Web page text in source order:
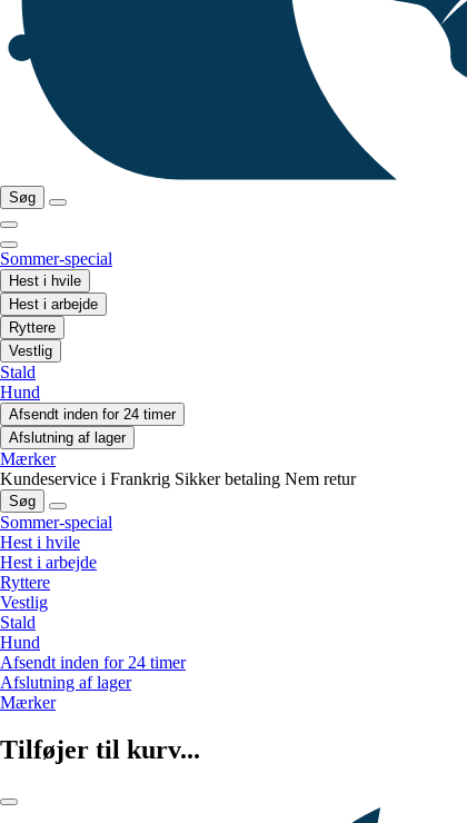
Søg
Sommer-special
Hest i hvile
Hest i arbejde
Ryttere
Vestlig
Stald
Hund
Afsendt inden for 24 timer
Afslutning af lager
Mærker
Kundeservice i Frankrig Sikker betaling Nem retur
Søg
Sommer-special
Hest i hvile
Hest i arbejde
Ryttere
Vestlig
Stald
Hund
Afsendt inden for 24 timer
Afslutning af lager
Mærker
Tilføjer til kurv...